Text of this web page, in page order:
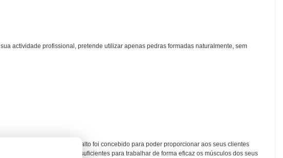
actividade profissional, pretende utilizar apenas pedras formadas naturalmente, sem
conjunto de pedras de basalto foi concebido para poder proporcionar aos seus clientes
equipado com as pedras suficientes para trabalhar de forma eficaz os músculos dos seus